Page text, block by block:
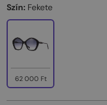
Szín: Fekete
62 000 Ft